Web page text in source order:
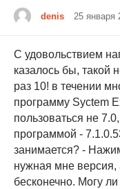
denis 25 января
С удовольствием
казалось бы, такой
раз 10! в течении
программу Syctem
пользоваться не
программой -
занимается? -
нужная мне версия,
бесконечно. Могу ли